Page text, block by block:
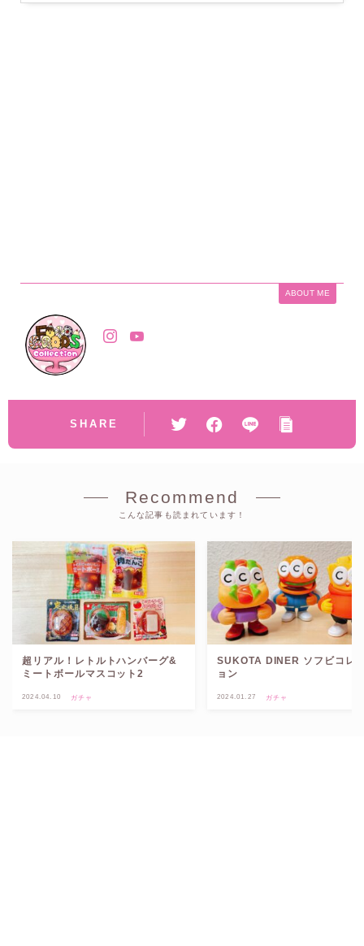
ABOUT ME
SHARE
Recommend
こんな記事も読まれています！
超リアル！レトルトハンバーグ&
ミートボールマスコット2
2024.04.10 ガチャ
SUKOTA DINER ソフビコレ
ョン
2024.01.27 ガチャ